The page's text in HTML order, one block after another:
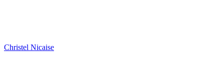
Christel Nicaise